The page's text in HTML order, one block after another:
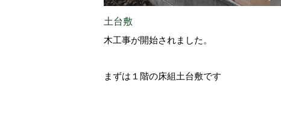
土台敷
木工事が開始されました。
まずは１階の床組土台敷です